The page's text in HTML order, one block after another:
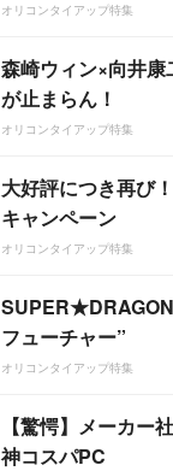
オリコンタイアップ特集
森崎ウィン×向井
が止まらん！
オリコンタイアップ特集
大好評につき再び
キャンペーン
オリコンタイアップ特集
フューチャー”
オリコンタイアップ特集
【驚愕】メーカー
神コスパPC